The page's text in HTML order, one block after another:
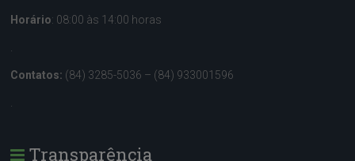
Horário: 08:00 às 14:00 horas
.
Contatos: (84) 3285-5036 – (84) 933001596
.
Transparência